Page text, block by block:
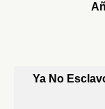
Ya No